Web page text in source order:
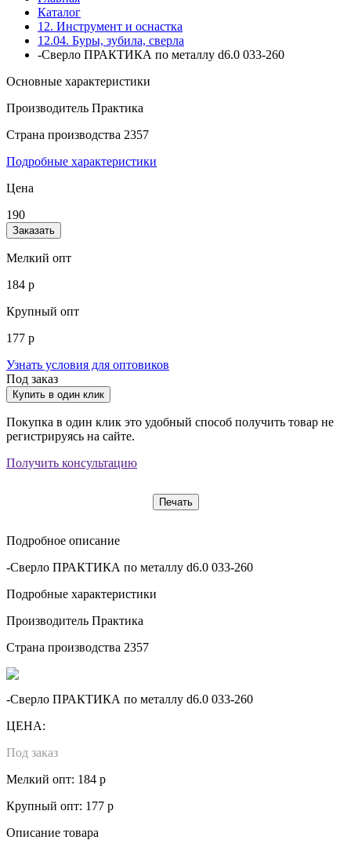
Каталог
12. Инструмент и оснастка
12.04. Буры, зубила, сверла
-Сверло ПРАКТИКА по металлу d6.0 033-260
Основные характеристики
Производитель Практика
Страна производства 2357
Подробные характеристики
Цена
190
Заказать
Мелкий опт
184 р
Крупный опт
177 р
Узнать условия для оптовиков
Под заказ
Купить в один клик
Покупка в один клик это удобный способ получить товар не
регистрируясь на сайте.
Получить консультацию
Печать
Подробное описание
-Сверло ПРАКТИКА по металлу d6.0 033-260
Подробные характеристики
Производитель Практика
Страна производства 2357
-Сверло ПРАКТИКА по металлу d6.0 033-260
ЦЕНА:
Под заказ
Мелкий опт: 184 р
Крупный опт: 177 р
Описание товара